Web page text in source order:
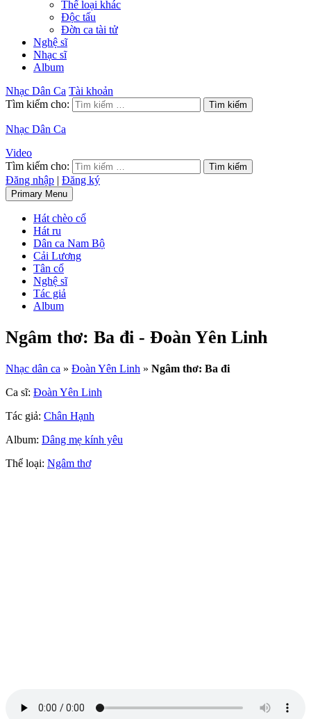
Thể loại khác
Độc tấu
Đờn ca tài tử
Nghệ sĩ
Nhạc sĩ
Album
Nhạc Dân Ca Tài khoản
Tìm kiếm cho:
Nhạc Dân Ca
Video
Tìm kiếm cho:
Đăng nhập | Đăng ký
Primary Menu
Hát chèo cổ
Hát ru
Dân ca Nam Bộ
Cải Lương
Tân cổ
Nghệ sĩ
Tác giả
Album
Ngâm thơ: Ba đi - Đoàn Yên Linh
Nhạc dân ca » Đoàn Yên Linh » Ngâm thơ: Ba đi
Ca sĩ: Đoàn Yên Linh
Tác giả: Chân Hạnh
Album: Dâng mẹ kính yêu
Thể loại: Ngâm thơ